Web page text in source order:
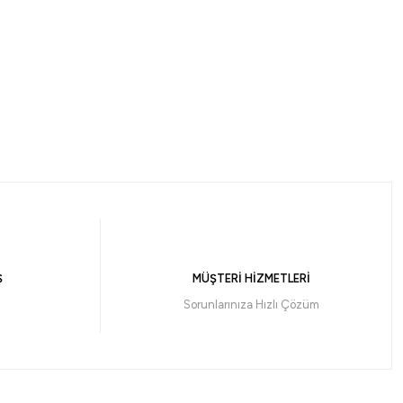
MÜŞTERİ HİZMETLERİ
Sorunlarınıza Hızlı Çözüm